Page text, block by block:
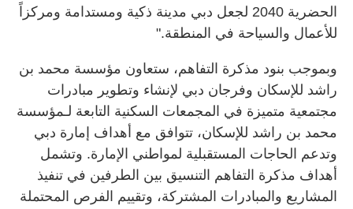
الحضرية 2040 لجعل دبي مدينة ذكية ومستدامة ومركزاً
للأعمال والسياحة في المنطقة."
وبموجب بنود مذكرة التفاهم، ستعاون مؤسسة محمد بن
راشد للإسكان وفرجان دبي لإنشاء وتطوير مبادرات
مجتمعية متميزة في المجمعات السكنية التابعة لـمؤسسة
محمد بن راشد للإسكان، تتوافق مع أهداف إمارة دبي
وتدعم الحاجات المستقبلية لمواطني الإمارة. وتشمل
أهداف مذكرة التفاهم التنسيق بين الطرفين في تنفيذ
المشاريع والمبادرات المشتركة، وتقييم الفرص المحتملة